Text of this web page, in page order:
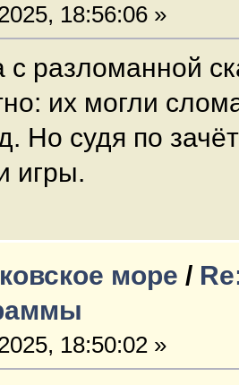
18:56:06 »
с разломанной
их могли
Но судя по
игры.
море /
18:50:02 »